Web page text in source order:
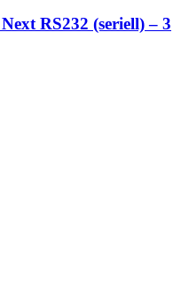
RS232 (seriell) – 3